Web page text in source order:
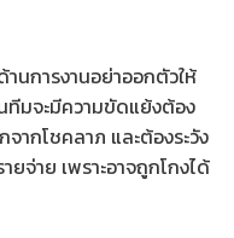
านการงานอย่าออกตัวให้
ทีมจะมีความขัดแย้งต้อง
จากโชคลาภ และต้องระวัง
ยจ่าย เพราะอาจถูกโกงได้